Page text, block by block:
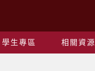
學生專區 相關資源